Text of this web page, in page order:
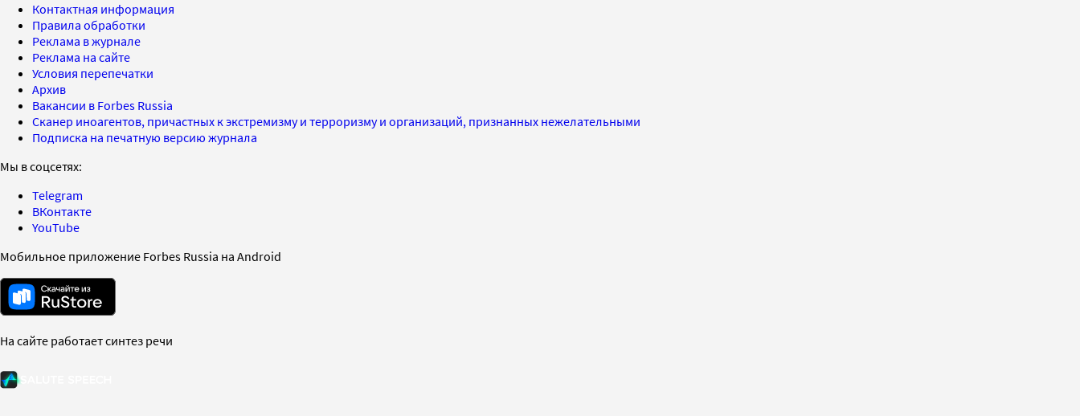
Контактная информация
Правила обработки
Реклама в журнале
Реклама на сайте
Условия перепечатки
Архив
Вакансии в Forbes Russia
Сканер иноагентов, причастных к экстремизму и терроризму и организаций, признанных нежелательными
Подписка на печатную версию журнала
Мы в соцсетях:
Telegram
ВКонтакте
YouTube
Мобильное приложение Forbes Russia на Android
На сайте работает синтез речи